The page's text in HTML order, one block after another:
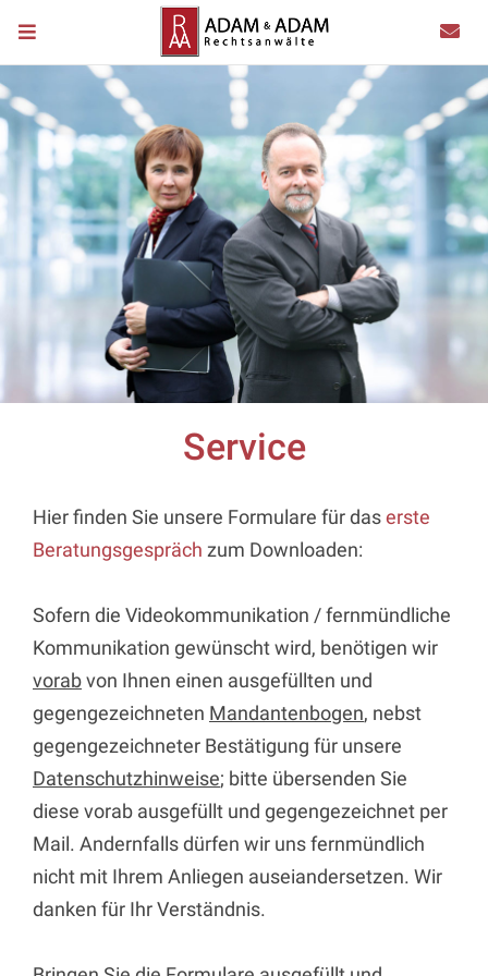
Service
Hier finden Sie unsere Formulare für daserste
Beratungsgespräch zum Downloaden:
Sofern die Videokommunikation / fernmündliche
Kommunikation gewünscht wird, benötigen wir
vorabvon Ihnen einen ausgefüllten und
gegengezeichneten Mandantenbogen, nebst
gegengezeichneter Bestätigung für unsere
Datenschutzhinweise; bitte übersenden Sie
diese vorab ausgefüllt und gegengezeichnet per
Mail. Andernfalls dürfen wir uns fernmündlich
nicht mit Ihrem Anliegen auseiandersetzen. Wir
danken für Ihr Verständnis.